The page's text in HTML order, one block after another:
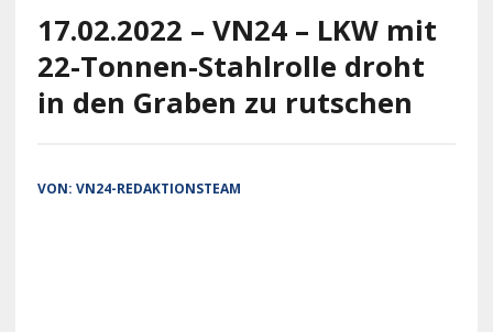
17.02.2022 – VN24 – LKW mit
22-Tonnen-Stahlrolle droht
in den Graben zu rutschen
VON: VN24-REDAKTIONSTEAM